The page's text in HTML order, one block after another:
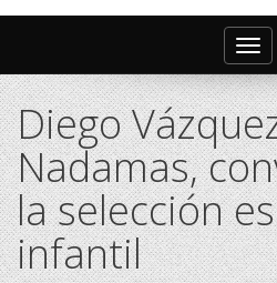
Diego
Nadamas,
la selección
infantil